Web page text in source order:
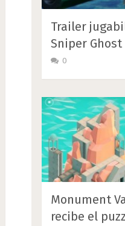
Trailer
Sniper
0
Monument
recibe el